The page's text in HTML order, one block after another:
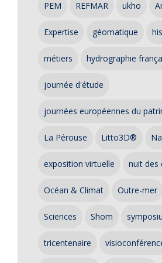
PEM REFMAR ukho
Expertise géomatique
métiers hydrographie
journée d'étude
journées européennes du
La Pérouse Litto3D®
exposition virtuelle nuit des
Océan & Climat Outre-mer
Sciences Shom
tricentenaire